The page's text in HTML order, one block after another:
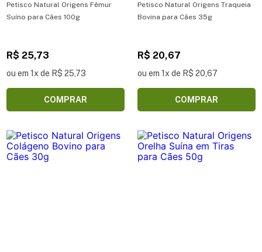
Petisco Natural Origens Fêmur
Suíno para Cães 100g
R$ 25,73
ou em 1x de R$ 25,73
COMPRAR
Petisco Natural Origens Traqueia
Bovina para Cães 35g
R$ 20,67
ou em 1x de R$ 20,67
COMPRAR